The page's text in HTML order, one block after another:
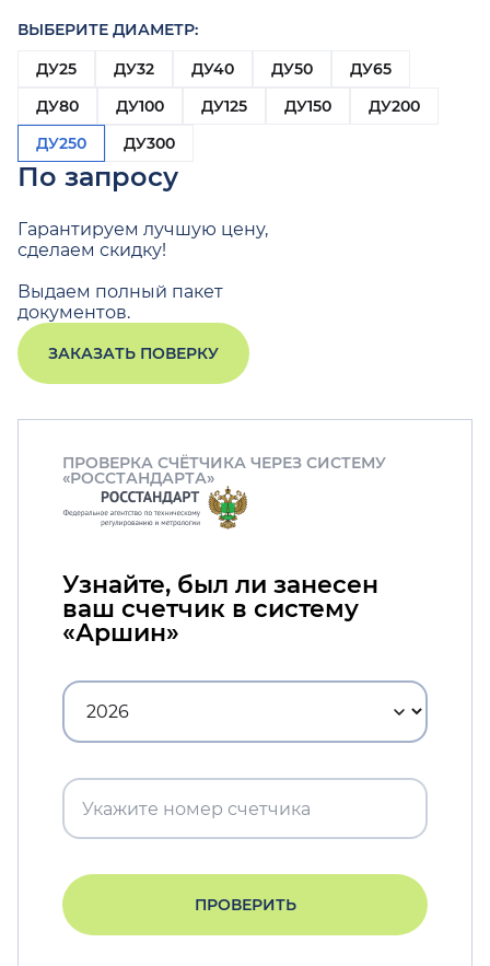
ВЫБЕРИТЕ ДИАМЕТР:
ДУ25
ДУ32 ДУ40 ДУ50
ДУ65
ДУ80
ДУ100 ДУ125 ДУ150
ДУ200
ДУ250
ДУ300
По запросу
Гарантируем лучшую цену,
сделаем скидку!
Выдаем полный пакет
документов.
ЗАКАЗАТЬ ПОВЕРКУ
ПРОВЕРКА СЧЁТЧИКА ЧЕРЕЗ СИСТЕМУ
«РОССТАНДАРТА»
Узнайте, был ли занесен
ваш счетчик в систему
«Аршин»
ПРОВЕРИТЬ